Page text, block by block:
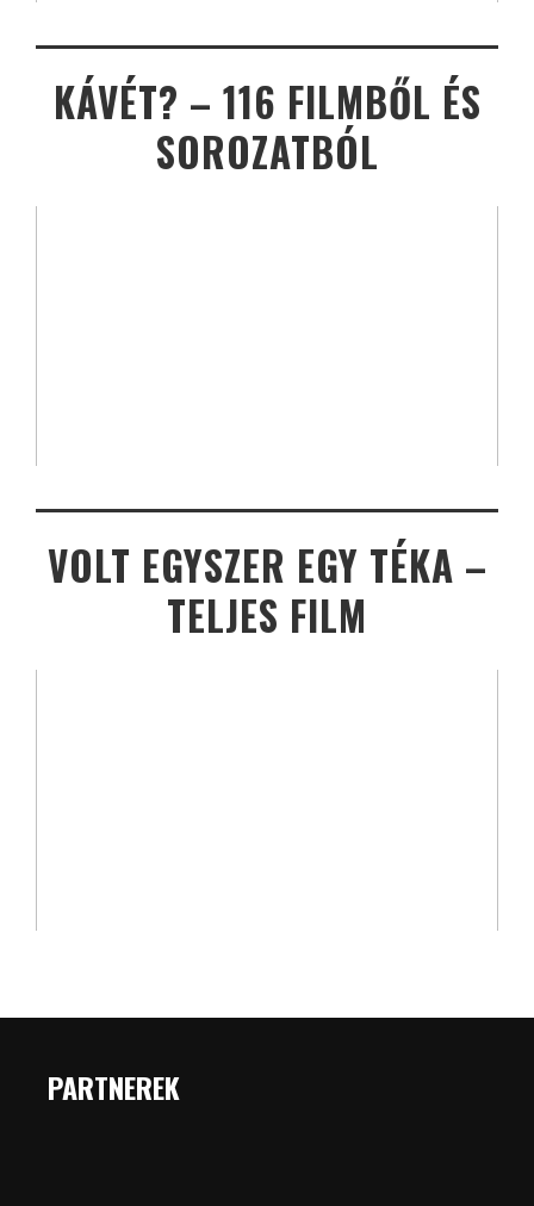
KÁVÉT? – 116 FILMBŐL ÉS
SOROZATBÓL
VOLT EGYSZER EGY TÉKA –
TELJES FILM
PARTNEREK